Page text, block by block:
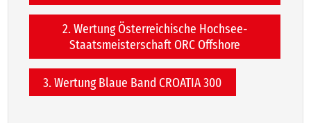
2. Wertung Österreichische Hochsee-
Staatsmeisterschaft ORC Offshore
3. Wertung Blaue Band CROATIA 300